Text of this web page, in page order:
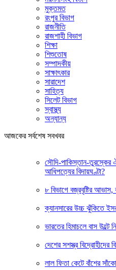
মুক্তমত
রংপুর বিভাগ
রাজনীতি
রাজশাহী বিভাগ
শিক্ষা
শিশুতোষ
সম্পাদকীয়
সাক্ষাৎকার
সারাদেশ
সাহিত্য
সিলেট বিভাগ
স্বাস্থ্য
অন্যান্য
আজকের সর্বশেষ সবখবর
সৌদি-পাকিস্তান-তুরস্কের
আধিপত্যের বিদায়ঘণ্টা?
৮ বিভাগে বজ্রবৃষ্টির আভাস,
ক্যানসারের উচ্চ ঝুঁকিতে
ভারতের হিমাচলে বাস
দেশের সশস্ত্র বিদ্রোহীদের
লাল ফিতা কেটে বাঁশের